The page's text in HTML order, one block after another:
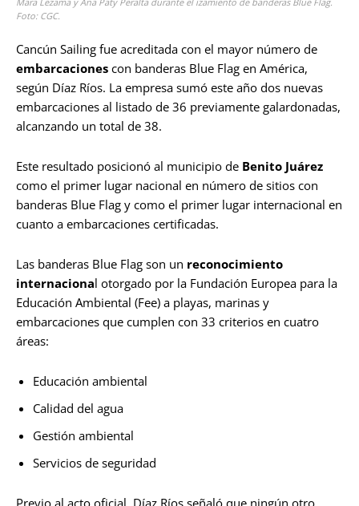
Foto: CGC.
Cancún Sailing fue acreditada con el mayor número de
embarcaciones con banderas Blue Flag en América,
según Díaz Ríos. La empresa sumó este año dos nuevas
embarcaciones al listado de 36 previamente galardonadas,
alcanzando un total de 38.
Este resultado posicionó al municipio de Benito Juárez
como el primer lugar nacional en número de sitios con
banderas Blue Flag y como el primer lugar internacional en
cuanto a embarcaciones certificadas.
Las banderas Blue Flag son un reconocimiento
internacional otorgado por la Fundación Europea para la
Educación Ambiental (Fee) a playas, marinas y
embarcaciones que cumplen con 33 criterios en cuatro
áreas:
Educación ambiental
Calidad del agua
Gestión ambiental
Servicios de seguridad
Previo al acto oficial, Díaz Ríos señaló que ningún otro